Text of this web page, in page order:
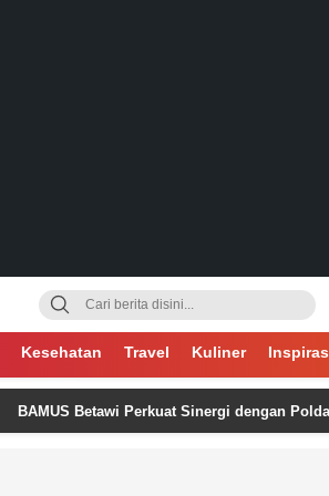
Kesehatan Travel Kuliner
Betawi Perkuat Sinergi dengan Polda